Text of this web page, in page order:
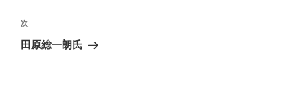
ビ
ゲ
稿
次
の
次
田原総一朗氏